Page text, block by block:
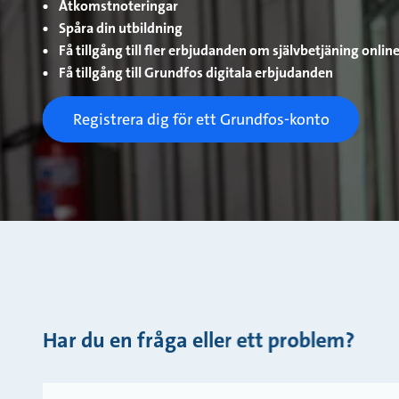
Åtkomstnoteringar
Spåra din utbildning
Få tillgång till fler erbjudanden om självbetjäning online
Få tillgång till Grundfos digitala erbjudanden
Registrera dig för ett Grundfos-konto
Har du en fråga eller ett problem?